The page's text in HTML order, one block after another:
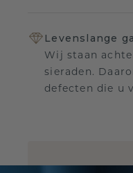
Levenslange
Wij staan
sieraden.
defecten die u